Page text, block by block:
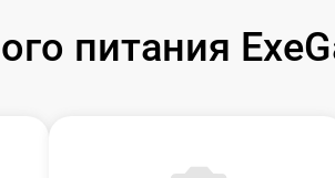
питания